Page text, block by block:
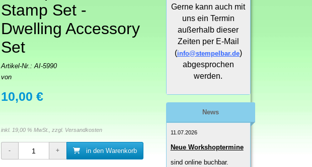
Stamp Set -
Dwelling Accessory
Set
Artikel-Nr.:AI-5990
von
10,00 €
inkl. 19,00 % MwSt., zzgl. Versandkosten
in den Warenkorb
Gerne kann auch mit
uns ein Termin
außerhalb dieser
Zeiten per E-Mail
(info@stempelbar.de)
abgesprochen
werden.
News
11.07.2026
Neue Workshoptermine
sind online buchbar.